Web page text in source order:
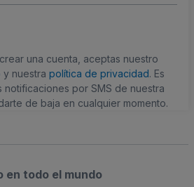
una cuenta, aceptas nuestro
y nuestra política de privacidad. Es
por SMS de nuestra
de baja en cualquier momento.
en todo el mundo